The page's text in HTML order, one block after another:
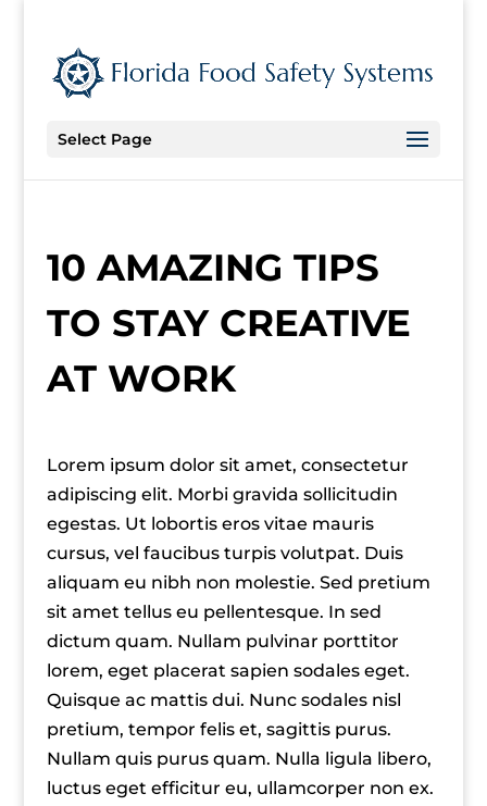
Select Page
10 AMAZING TIPS
TO STAY CREATIVE
AT WORK
Lorem ipsum dolor sit amet, consectetur
adipiscing elit. Morbi gravida sollicitudin
egestas. Ut lobortis eros vitae mauris
cursus, vel faucibus turpis volutpat. Duis
aliquam eu nibh non molestie. Sed pretium
sit amet tellus eu pellentesque. In sed
dictum quam. Nullam pulvinar porttitor
lorem, eget placerat sapien sodales eget.
Quisque ac mattis dui. Nunc sodales nisl
pretium, tempor felis et, sagittis purus.
Nullam quis purus quam. Nulla ligula libero,
luctus eget efficitur eu, ullamcorper non ex.